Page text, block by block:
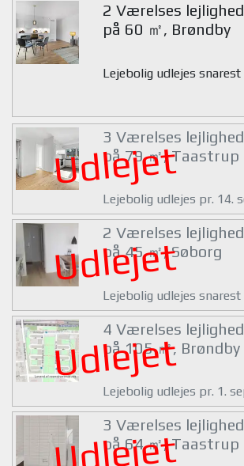
2 Værelses lejlighed
på 60 ㎡, Brøndby
Lejebolig udlejes snarest
Udlejet
3 Værelses lejlighed
på 79 ㎡, Taastrup
Lejebolig udlejes pr. 14.
Udlejet
2 Værelses lejlighed
på 45 ㎡, Søborg
Lejebolig udlejes snarest
Udlejet
4 Værelses lejlighed
på 105 ㎡, Brøndby
Lejebolig udlejes pr. 1.
Udlejet
3 Værelses lejlighed
på 64 ㎡, Taastrup